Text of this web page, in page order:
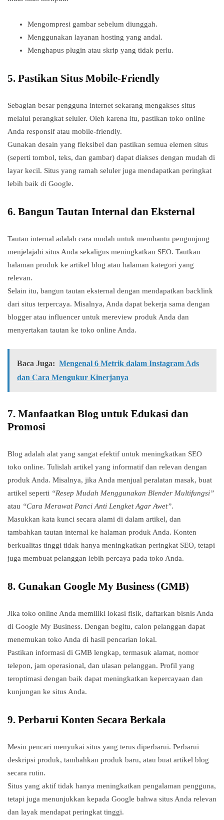
Mengompresi gambar sebelum diunggah.
Menggunakan layanan hosting yang andal.
Menghapus plugin atau skrip yang tidak perlu.
5. Pastikan Situs Mobile-Friendly
Sebagian besar pengguna internet sekarang mengakses situs
melalui perangkat seluler. Oleh karena itu, pastikan toko online
Anda responsif atau mobile-friendly.
Gunakan desain yang fleksibel dan pastikan semua elemen situs
(seperti tombol, teks, dan gambar) dapat diakses dengan mudah di
layar kecil. Situs yang ramah seluler juga mendapatkan peringkat
lebih baik di Google.
6. Bangun Tautan Internal dan Eksternal
Tautan internal adalah cara mudah untuk membantu pengunjung
menjelajahi situs Anda sekaligus meningkatkan SEO. Tautkan
halaman produk ke artikel blog atau halaman kategori yang
relevan.
Selain itu, bangun tautan eksternal dengan mendapatkan backlink
dari situs terpercaya. Misalnya, Anda dapat bekerja sama dengan
blogger atau influencer untuk mereview produk Anda dan
menyertakan tautan ke toko online Anda.
Baca Juga: Mengenal 6 Metrik dalam Instagram Ads
dan Cara Mengukur Kinerjanya
7. Manfaatkan Blog untuk Edukasi dan
Promosi
Blog adalah alat yang sangat efektif untuk meningkatkan SEO
toko online. Tulislah artikel yang informatif dan relevan dengan
produk Anda. Misalnya, jika Anda menjual peralatan masak, buat
artikel seperti “Resep Mudah Menggunakan Blender Multifungsi”
atau “Cara Merawat Panci Anti Lengket Agar Awet”.
Masukkan kata kunci secara alami di dalam artikel, dan
tambahkan tautan internal ke halaman produk Anda. Konten
berkualitas tinggi tidak hanya meningkatkan peringkat SEO, tetapi
juga membuat pelanggan lebih percaya pada toko Anda.
8. Gunakan Google My Business (GMB)
Jika toko online Anda memiliki lokasi fisik, daftarkan bisnis Anda
di Google My Business. Dengan begitu, calon pelanggan dapat
menemukan toko Anda di hasil pencarian lokal.
Pastikan informasi di GMB lengkap, termasuk alamat, nomor
telepon, jam operasional, dan ulasan pelanggan. Profil yang
teroptimasi dengan baik dapat meningkatkan kepercayaan dan
kunjungan ke situs Anda.
9. Perbarui Konten Secara Berkala
Mesin pencari menyukai situs yang terus diperbarui. Perbarui
deskripsi produk, tambahkan produk baru, atau buat artikel blog
secara rutin.
Situs yang aktif tidak hanya meningkatkan pengalaman pengguna,
tetapi juga menunjukkan kepada Google bahwa situs Anda relevan
dan layak mendapat peringkat tinggi.